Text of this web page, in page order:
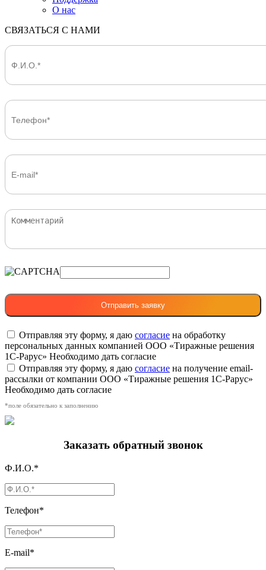
О нас
СВЯЗАТЬСЯ С НАМИ
Отправляя эту форму, я даю согласие на обработку
персональных данных компанией ООО «Тиражные решения
1С-Рарус» Необходимо дать согласие
Отправляя эту форму, я даю согласие на получение email-
рассылки от компании ООО «Тиражные решения 1С-Рарус»
Необходимо дать согласие
*поле обязательно к заполнению
Заказать обратный звонок
Ф.И.О.*
Телефон*
E-mail*